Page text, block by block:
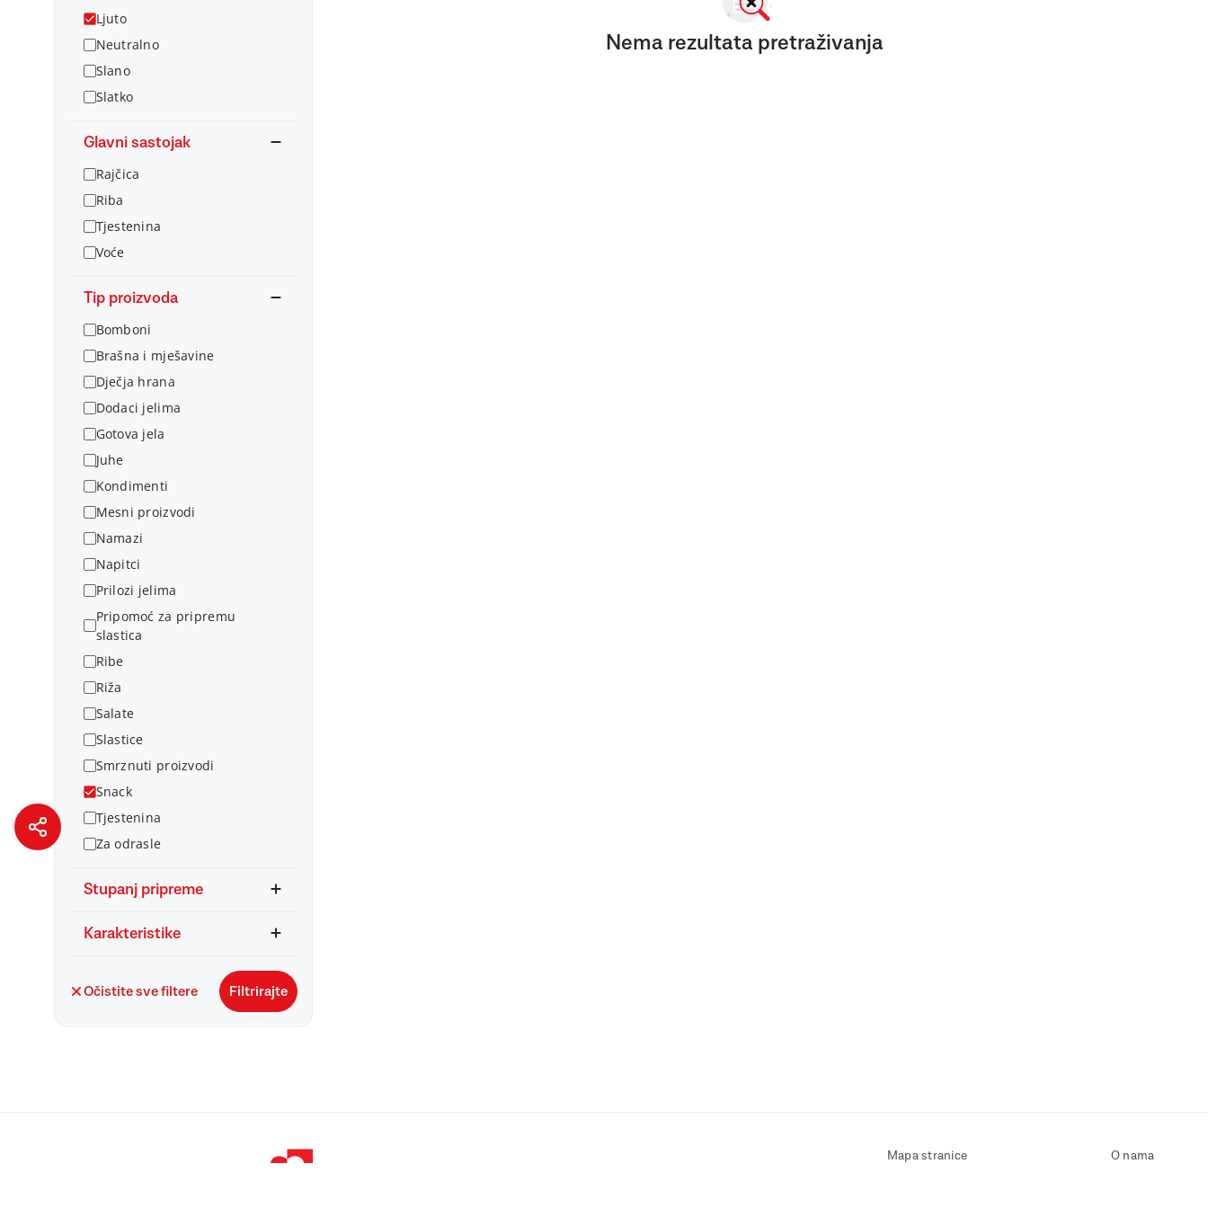
Ljuto
Neutralno
Slano
Slatko
Glavni sastojak
Rajčica
Riba
Tjestenina
Voće
Tip proizvoda
Bomboni
Brašna i mješavine
Dječja hrana
Dodaci jelima
Gotova jela
Juhe
Kondimenti
Mesni proizvodi
Namazi
Napitci
Prilozi jelima
Pripomoć za pripremu
slastica
Ribe
Riža
Salate
Slastice
Smrznuti proizvodi
Snack
Tjestenina
Za odrasle
Stupanj pripreme
Karakteristike
Očistite sve filtere Filtrirajte
Nema rezultata pretraživanja
Mapa stranice
O nama